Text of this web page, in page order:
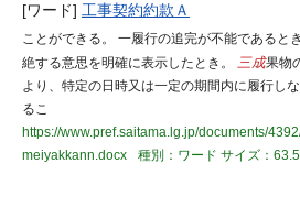
[ワード] 工事契約約款Ａ
ことができる。 一履行の追完が不能であると
絶する意思を明確に表示したとき。 三成果物
より、特定の日時又は一定の期間内に履行し
るこ
https://www.pref.saitama.lg.jp/documents/
meiyakkann.docx
種別：ワード サイズ：